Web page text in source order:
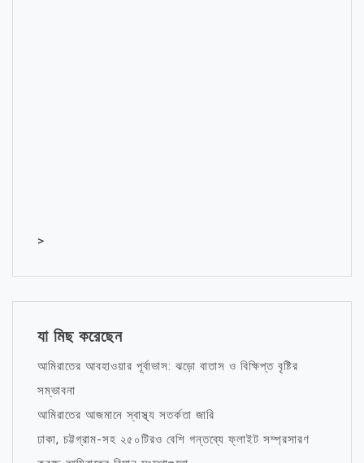
>
যা মিছ করেছেন
আমিরাতের আবহাওয়ার পূর্বাভাস: ঝড়ো বাতাস ও বিক্ষিপ্ত বৃষ্টির
সম্ভাবনা
আমিরাতের আজমানে স্বাস্থ্য সতর্কতা জারি
ঢাকা, চট্টগ্রাম-সহ ২৫০টিরও বেশি গন্তব্যে ফ্লাইট সম্প্রসারণ